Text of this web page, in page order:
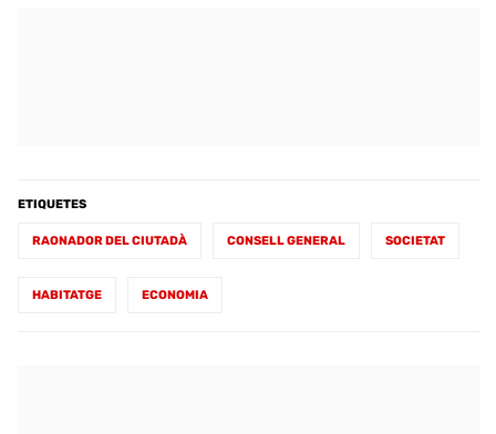
ETIQUETES
RAONADOR DEL CIUTADÀ CONSELL GENERAL SOCIETAT
HABITATGE ECONOMIA